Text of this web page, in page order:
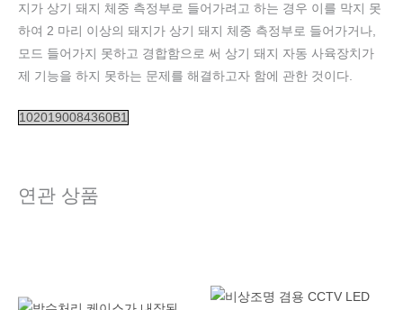
지가 상기 돼지 체중 측정부로 들어가려고 하는 경우 이를 막지 못
하여 2 마리 이상의 돼지가 상기 돼지 체중 측정부로 들어가거나,
모드 들어가지 못하고 경합함으로 써 상기 돼지 자동 사육장치가
제 기능을 하지 못하는 문제를 해결하고자 함에 관한 것이다.
1020190084360B1
연관 상품